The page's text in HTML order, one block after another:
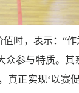
时，表示：“
参与特质。
正实现‘以赛